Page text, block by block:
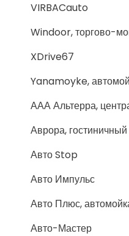
VIRBACauto
Windoor, торгово-
XDrive67
Yanamoyke,
ААА Альтерра,
Аврора,
Авто Stop
Авто Импульс
Авто Плюс,
Авто-Мастер